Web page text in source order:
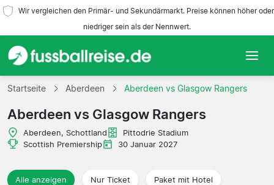
Wir vergleichen den Primär- und Sekundärmarkt. Preise können höher oder
niedriger sein als der Nennwert.
Startseite
Mannschaften
Ligen
Reisebüros
Startseite Aberdeen Aberdeen vs Glasgow Rangers
Aberdeen vs Glasgow Rangers
Aberdeen, Schottland
Pittodrie Stadium
Scottish Premiership
30 Januar 2027
Alle anzeigen Nur Ticket Paket mit Hotel